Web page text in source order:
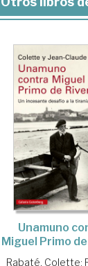
Unamuno
Miguel Primo
Rabaté, Colette;